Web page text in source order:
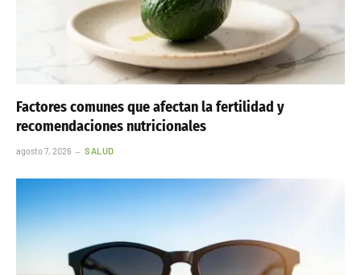
Factores comunes que afectan la fertilidad y
recomendaciones nutricionales
agosto 7, 2026 SALUD